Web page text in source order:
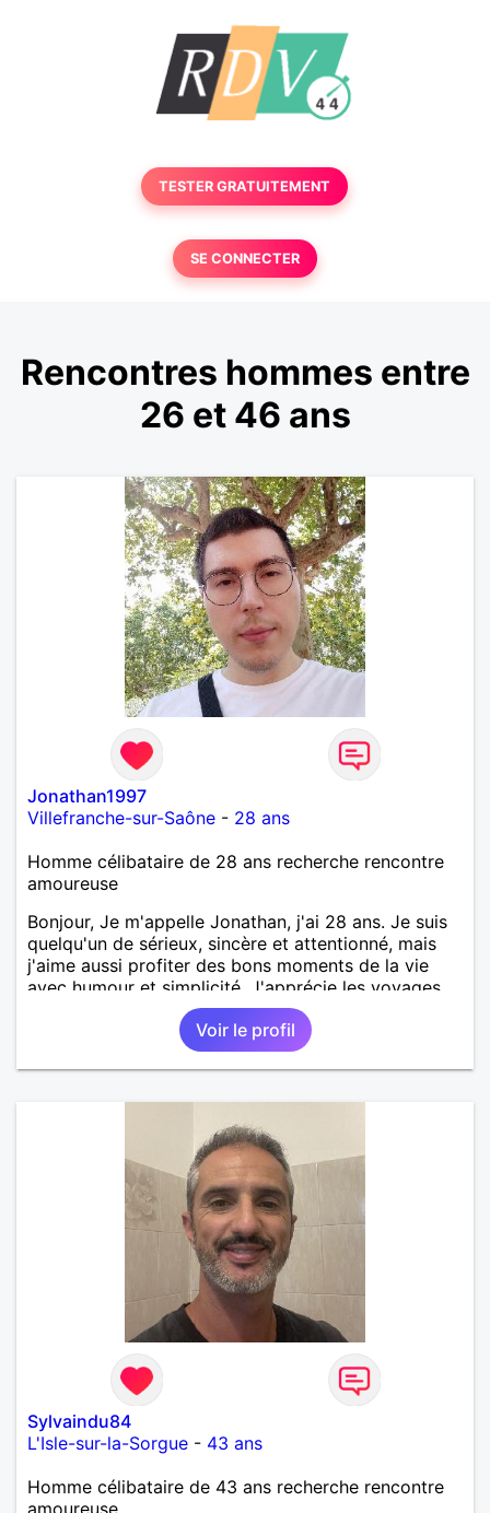
TESTER GRATUITEMENT
SE CONNECTER
Rencontres hommes entre
26 et 46 ans
Jonathan1997
Villefranche-sur-Saône - 28 ans
Homme célibataire de 28 ans recherche rencontre
amoureuse
Bonjour, Je m'appelle Jonathan, j'ai 28 ans. Je suis
quelqu'un de sérieux, sincère et attentionné, mais
j'aime aussi profiter des bons moments de la vie
avec humour et simplicité. J'apprécie les voyages,
les découvertes, les jeux vidéo et les moments de
détente. Je suis à la recherche d'une personne
authentique avec qui partager de belles
expériences, construire une relation sérieuse basée
et les personnes qui savent ce qu'elles veulent,
n'hésite pas à venir discuter. Au plaisir de faire
connaissance !
Voir le profil
Sylvaindu84
L'Isle-sur-la-Sorgue - 43 ans
Homme célibataire de 43 ans recherche rencontre
amoureuse